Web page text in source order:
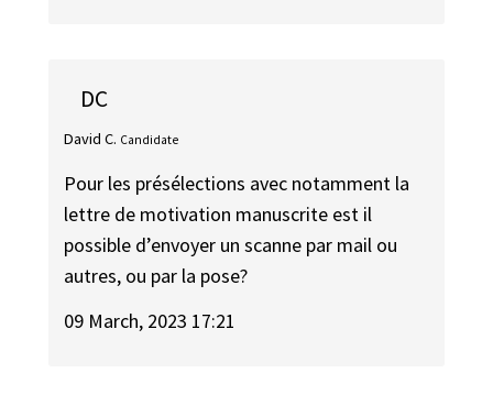
DC
David C. Candidate
Pour les présélections avec notamment la
lettre de motivation manuscrite est il
possible d’envoyer un scanne par mail ou
autres, ou par la pose?
09 March, 2023 17:21